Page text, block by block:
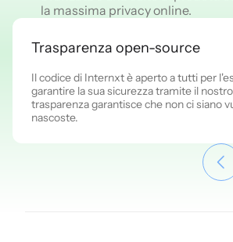
la massima privacy online.
Trasparenza open-source
Il codice di Internxt è aperto a tutti per
garantire la sua sicurezza tramite il
trasparenza garantisce che non ci siano
nascoste.